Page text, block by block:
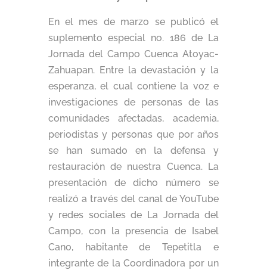
En el mes de marzo se publicó el
suplemento especial no. 186 de La
Jornada del Campo Cuenca Atoyac-
Zahuapan. Entre la devastación y la
esperanza, el cual contiene la voz e
investigaciones de personas de las
comunidades afectadas, academia,
periodistas y personas que por años
se han sumado en la defensa y
restauración de nuestra Cuenca. La
presentación de dicho número se
realizó a través del canal de YouTube
y redes sociales de La Jornada del
Campo, con la presencia de Isabel
Cano, habitante de Tepetitla e
integrante de la Coordinadora por un